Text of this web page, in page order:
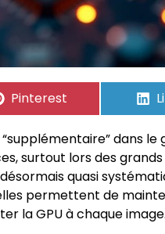
Pinterest
dans le
surtout lors des
quasi
permettent de
la GPU à chaque image.